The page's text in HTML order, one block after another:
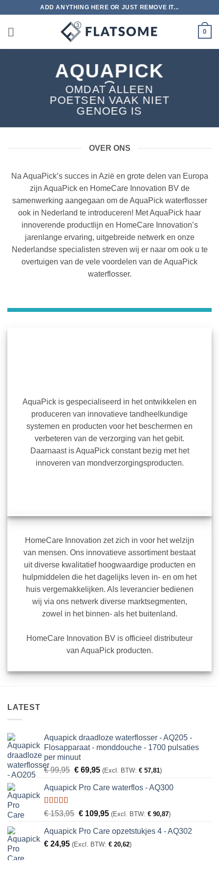
inhoud
ADD ANYTHING HERE OR JUST REMOVE IT...
0
AQUAPICK
OMDAT ALLEEN
POETSEN VAAK NIET
GENOEG IS
OVER ONS
Na AquaPick’s succes in Azië en grote delen van Europa
zijn AquaPick en HomeCare Innovation BV de
samenwerking aangegaan om de AquaPick waterflosser
ook in Nederland te introduceren! Met AquaPick haar
innoverende productlijn en HomeCare Innovation’s
jarenlange ervaring, uitgebreide netwerk en onze
Nederlandse specialisten streven wij er naar om ook u te
overtuigen van de vele voordelen van de AquaPick
waterflosser.
AquaPick is gespecialiseerd in het ontwikkelen en
produceren van innovatieve tandheelkundige
systemen en producten voor het beschermen en
verbeteren van de verzorging van het gebit.
Daarnaast is AquaPick constant bezig met het
innoveren van mondverzorgingsproducten.
HomeCare Innovation zet zich in voor het welzijn
van mensen. Ons innovatieve assortiment bestaat
uit diverse kwalitatief hoogwaardige producten en
hulpmiddelen die het dagelijks leven in- en om het
huis vergemakkelijken. Als leverancier bedienen
wij via ons netwerk diverse marktsegmenten,
zowel in het binnen- als het buitenland.
HomeCare Innovation BV is officieel distributeur
van AquaPick producten.
LATEST
Aquapick draadloze waterflosser - AQ205 -
Flosapparaat - monddouche - 1700 pulsaties
per minuut
€99,95 Oorspronkelijke
was:
€69,95Huidige
is:
(Excl. BTW: €57,81)
Aquapick Pro Care waterflos - AQ300
Gewaardeerd
uit 5
€153,95 Oorspronkelijke
was:
€ 153,95.
€109,95Huidige
is:
€ 109,95.
(Excl. BTW: €90,87)
Aquapick Pro Care opzetstukjes 4 - AQ302
€ 24,95 (Excl. BTW: € 20,62)